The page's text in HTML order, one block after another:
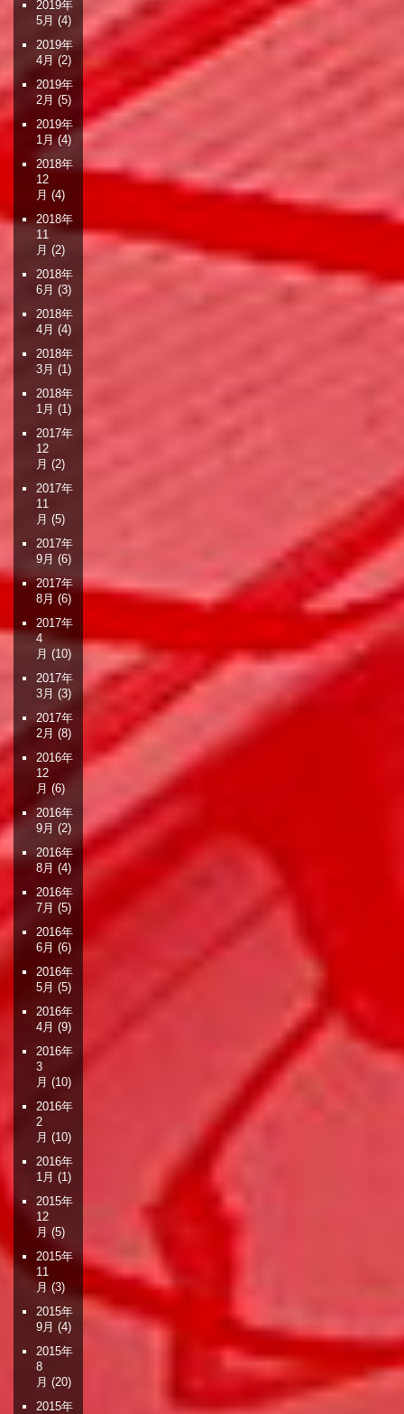
2019年
5月 (4)
2019年
4月 (2)
2019年
2月 (5)
2019年
1月 (4)
2018年
12
月 (4)
2018年
11
月 (2)
2018年
6月 (3)
2018年
4月 (4)
2018年
3月 (1)
2018年
1月 (1)
2017年
12
月 (2)
2017年
11
月 (5)
2017年
9月 (6)
2017年
8月 (6)
2017年
4
月 (10)
2017年
3月 (3)
2017年
2月 (8)
2016年
12
月 (6)
2016年
9月 (2)
2016年
8月 (4)
2016年
7月 (5)
2016年
6月 (6)
2016年
5月 (5)
2016年
4月 (9)
2016年
3
月 (10)
2016年
2
月 (10)
2016年
1月 (1)
2015年
12
月 (5)
2015年
11
月 (3)
2015年
9月 (4)
2015年
8
月 (20)
2015年